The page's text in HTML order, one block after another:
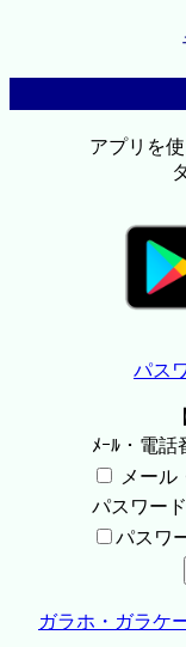
アプリを
パス
ﾒｰﾙ・電話
メール
パスワード
パスワ
ガラホ・ガラケ